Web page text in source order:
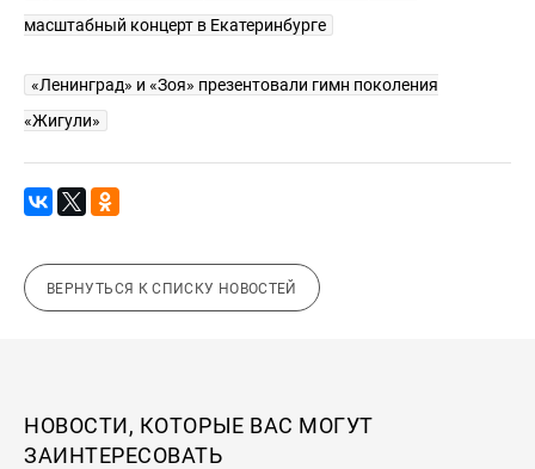
масштабный концерт в Екатеринбурге
«Ленинград» и «Зоя» презентовали гимн поколения
«Жигули»
ВЕРНУТЬСЯ К СПИСКУ НОВОСТЕЙ
НОВОСТИ, КОТОРЫЕ ВАС МОГУТ
ЗАИНТЕРЕСОВАТЬ